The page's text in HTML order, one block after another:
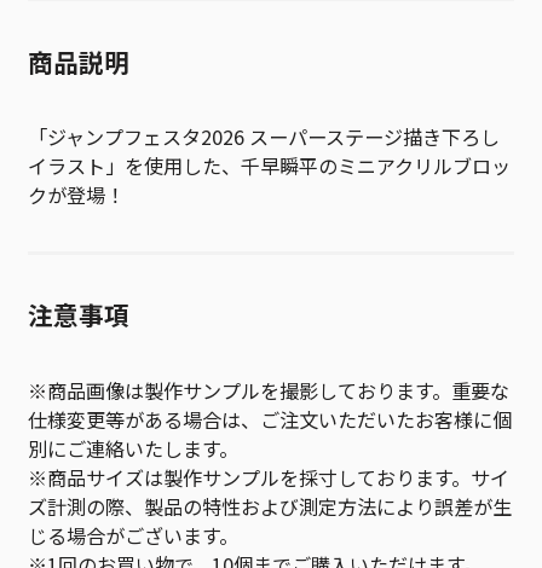
商品説明
「ジャンプフェスタ2026 スーパーステージ描き下ろし
イラスト」を使用した、千早瞬平のミニアクリルブロッ
クが登場！
注意事項
※商品画像は製作サンプルを撮影しております。重要な
仕様変更等がある場合は、ご注文いただいたお客様に個
別にご連絡いたします。
※商品サイズは製作サンプルを採寸しております。サイ
ズ計測の際、製品の特性および測定方法により誤差が生
じる場合がございます。